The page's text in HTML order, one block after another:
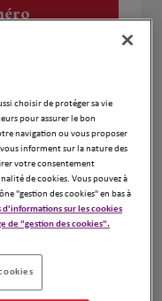
DE PARIS
choisir de protéger sa vie
pour assurer le bon
navigation ou vous proposer
informent sur la nature des
votre consentement
de cookies. Vous pouvez à
"gestion des cookies" en bas à
d'informations sur les cookies
de "gestion des cookies".